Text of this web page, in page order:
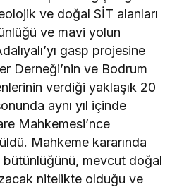
ve doğal SİT alanları
ve mavi yolun
gasp projesine
Derneği’nin ve Bodrum
verdiği yaklaşık 20
aynı yıl içinde
Mahkemesi’nce
Mahkeme kararında
bütünlüğünü, mevcut doğal
nitelikte olduğu ve